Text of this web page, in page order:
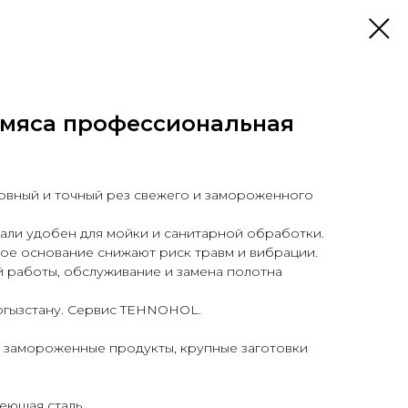
профессиональная
и точный рез свежего и замороженного
удобен для мойки и санитарной обработки.
основание снижают риск травм и вибрации.
обслуживание и замена полотна
Сервис TEHNOHOL.
замороженные продукты, крупные заготовки